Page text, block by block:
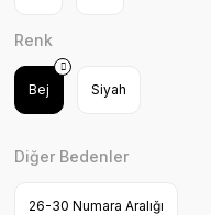
Renk
Bej Siyah
Diğer Bedenler
26-30 Numara Aralığı